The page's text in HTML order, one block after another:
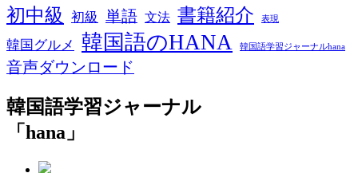
初中級
初級 単語 文法 書籍紹介 表現
韓国グルメ 韓国語のHANA 韓国語学習ジャーナルhana
音声ダウンロード
韓国語学習ジャーナル
「hana」